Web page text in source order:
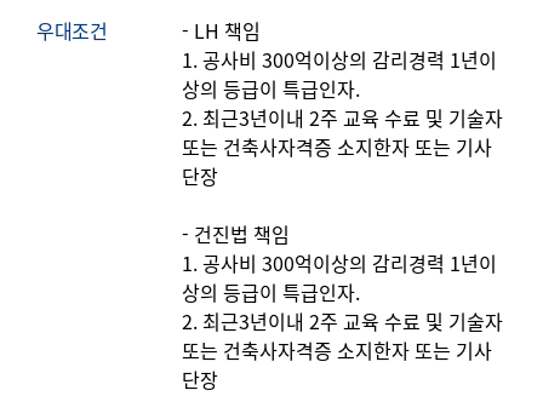
우대조건
- LH 책임
1. 공사비 300억이상의 감리경력 1년이
상의 등급이 특급인자.
2. 최근3년이내 2주 교육 수료 및 기술자
또는 건축사자격증 소지한자 또는 기사
단장
- 건진법 책임
1. 공사비 300억이상의 감리경력 1년이
상의 등급이 특급인자.
2. 최근3년이내 2주 교육 수료 및 기술자
또는 건축사자격증 소지한자 또는 기사
단장